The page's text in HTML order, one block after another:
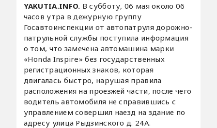
YAKUTIA.INFO. В субботу, 06 мая около 06
часов утра в дежурную группу
Госавтоинспекции от автопатруля дорожно-
патрульной службы поступила информация
о том, что замечена автомашина марки
«Honda Inspire» без государственных
регистрационных знаков, которая
двигалась быстро, нарушая правила
расположения на проезжей части, после чего
водитель автомобиля не справившись с
управлением совершил наезд на здание по
адресу улица Рыдзинского д. 24А.